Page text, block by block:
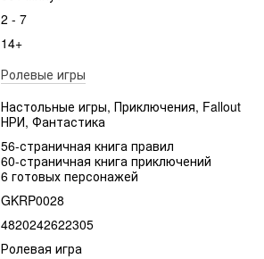
2 - 7
14+
Ролевые игры
Настольные игры, Приключения, Fallout
НРИ, Фантастика
56-страничная книга правил
60-страничная книга приключений
6 готовых персонажей
GKRP0028
4820242622305
Ролевая игра